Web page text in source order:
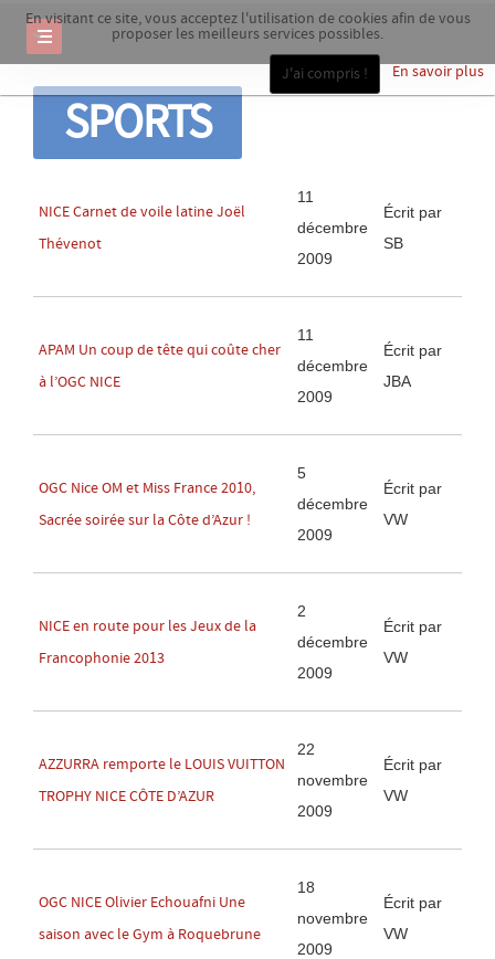
En visitant ce site, vous acceptez l'utilisation de cookies afin de vous
proposer les meilleurs services possibles.
En savoir plus
J'ai compris !
SPORTS
NICE Carnet de voile latine Joël
Thévenot
11
décembre
2009
Écrit par
SB
APAM Un coup de tête qui coûte cher
à l’OGC NICE
11
décembre
2009
Écrit par
JBA
OGC Nice OM et Miss France 2010,
Sacrée soirée sur la Côte d’Azur !
5
décembre
2009
Écrit par
VW
NICE en route pour les Jeux de la
Francophonie 2013
2
décembre
2009
Écrit par
VW
AZZURRA remporte le LOUIS VUITTON
TROPHY NICE CÔTE D’AZUR
22
novembre
2009
Écrit par
VW
OGC NICE Olivier Echouafni Une
saison avec le Gym à Roquebrune
18
novembre
2009
Écrit par
VW